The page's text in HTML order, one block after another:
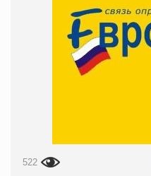
522